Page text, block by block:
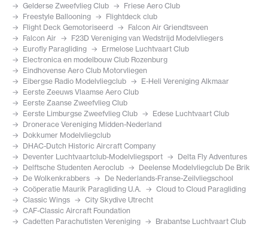
Gelderse Zweefvlieg Club
Friese Aero Club
Freestyle Ballooning
Flightdeck club
Flight Deck Gemotoriseerd
Falcon Air Griendtsveen
Falcon Air
F23D Vereniging van Wedstrijd Modelvliegers
Eurofly Paragliding
Ermelose Luchtvaart Club
Electronica en modelbouw Club Rozenburg
Eindhovense Aero Club Motorvliegen
Eibergse Radio Modelvliegclub
E-Heli Vereniging Alkmaar
Eerste Zeeuws Vlaamse Aero Club
Eerste Zaanse Zweefvlieg Club
Eerste Limburgse Zweefvlieg Club
Edese Luchtvaart Club
Dronerace Vereniging Midden-Nederland
Dokkumer Modelvliegclub
DHAC-Dutch Historic Aircraft Company
Deventer Luchtvaartclub-Modelvliegsport
Delta Fly Adventures
Delftsche Studenten Aeroclub
Deelense Modelvliegclub De Brik
De Wolkenkrabbers
De Nederlands-Franse-Zeilvliegschool
Coöperatie Maurik Paragliding U.A.
Cloud to Cloud Paragliding
Classic Wings
City Skydive Utrecht
CAF-Classic Aircraft Foundation
Cadetten Parachutisten Vereniging
Brabantse Luchtvaart Club